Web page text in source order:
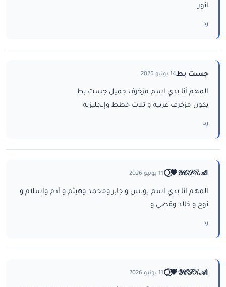
انور
رد
جست بط14 يونيو 2026
المهم أنا بدي إسم مزخرف جميل جست بط
يكون مزخرف عربية و تلات خطط وإنجليزية
رد
ا𝒴𝒪𝒮ℛ𝒜💗⃝🌕 11 يونيو 2026
المهم انا بدي اسم يونس و جابر ومحمد وهيثم و آدم وإسلام و
نوح و خالد وقصي و
رد
ا𝒴𝒪𝒮ℛ𝒜💗⃝🌕 11 يونيو 2026